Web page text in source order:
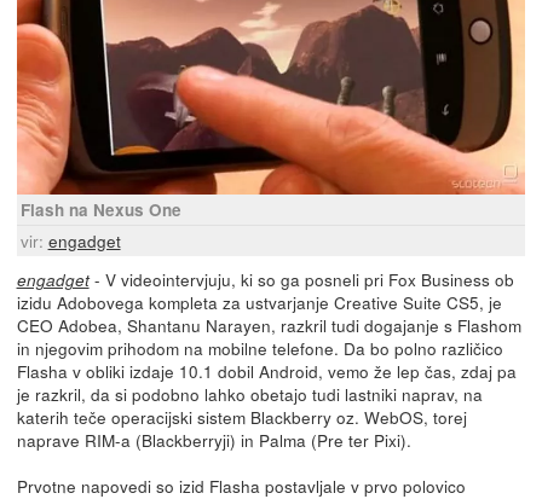
Flash na Nexus One
vir: engadget
engadget- V videointervjuju, ki so ga posneli pri Fox Business ob
izidu Adobovega kompleta za ustvarjanje Creative Suite CS5, je
CEO Adobea, Shantanu Narayen, razkril tudi dogajanje s Flashom
in njegovim prihodom na mobilne telefone. Da bo polno različico
Flasha v obliki izdaje 10.1 dobil Android, vemo že lep čas, zdaj pa
je razkril, da si podobno lahko obetajo tudi lastniki naprav, na
katerih teče operacijski sistem Blackberry oz. WebOS, torej
naprave RIM-a (Blackberryji) in Palma (Pre ter Pixi).
Prvotne napovedi so izid Flasha postavljale v prvo polovico